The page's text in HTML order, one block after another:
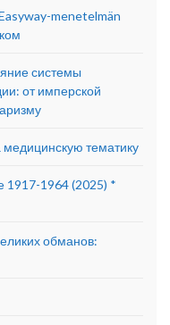
menetelmän
системы
от имперской
тематику
1917-1964 (2025) *
обманов: